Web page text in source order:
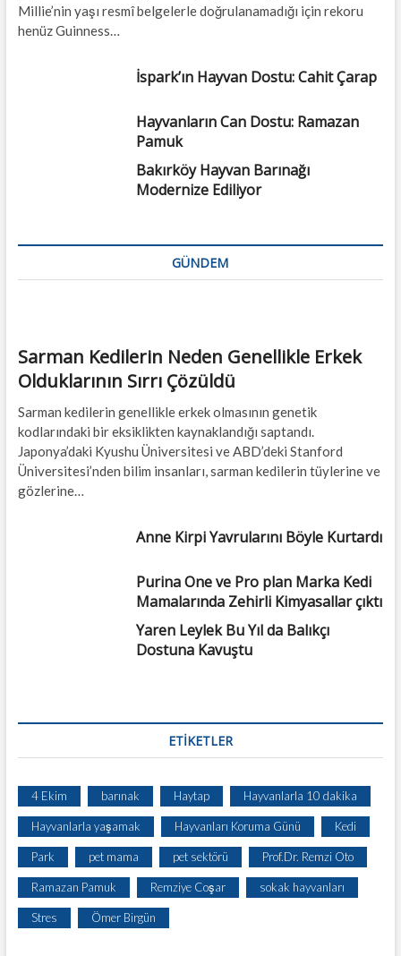
Millie’nin yaşı resmî belgelerle doğrulanamadığı için rekoru
henüz Guinness…
İspark’ın Hayvan Dostu: Cahit Çarap
Hayvanların Can Dostu: Ramazan
Pamuk
Bakırköy Hayvan Barınağı
Modernize Ediliyor
GÜNDEM
Sarman Kedilerin Neden Genellikle Erkek
Olduklarının Sırrı Çözüldü
Sarman kedilerin genellikle erkek olmasının genetik
kodlarındaki bir eksiklikten kaynaklandığı saptandı.
Japonya’daki Kyushu Üniversitesi ve ABD’deki Stanford
Üniversitesi’nden bilim insanları, sarman kedilerin tüylerine ve
gözlerine…
Anne Kirpi Yavrularını Böyle Kurtardı
Purina One ve Pro plan Marka Kedi
Mamalarında Zehirli Kimyasallar çıktı
Yaren Leylek Bu Yıl da Balıkçı
Dostuna Kavuştu
ETIKETLER
4 Ekim barınak Haytap Hayvanlarla 10 dakika
Hayvanlarla yaşamak Hayvanları Koruma Günü Kedi
Park pet mama pet sektörü Prof.Dr. Remzi Oto
Ramazan Pamuk Remziye Coşar sokak hayvanları
Stres Ömer Birgün